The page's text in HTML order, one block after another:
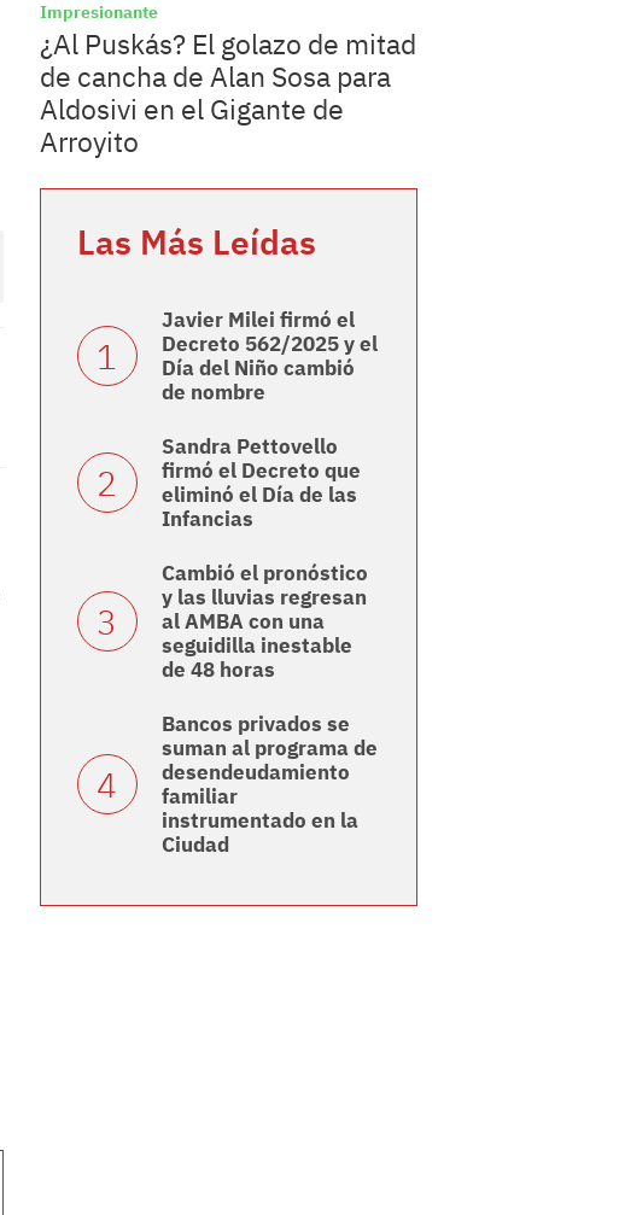
Impresionante
¿Al Puskás? El golazo de mitad
de cancha de Alan Sosa para
Aldosivi en el Gigante de
Arroyito
Las Más Leídas
Javier Milei firmó el
Decreto 562/2025 y el
Día del Niño cambió
de nombre
Sandra Pettovello
firmó el Decreto que
eliminó el Día de las
Infancias
Cambió el pronóstico
y las lluvias regresan
al AMBA con una
seguidilla inestable
de 48 horas
Bancos privados se
suman al programa de
desendeudamiento
familiar
instrumentado en la
Ciudad